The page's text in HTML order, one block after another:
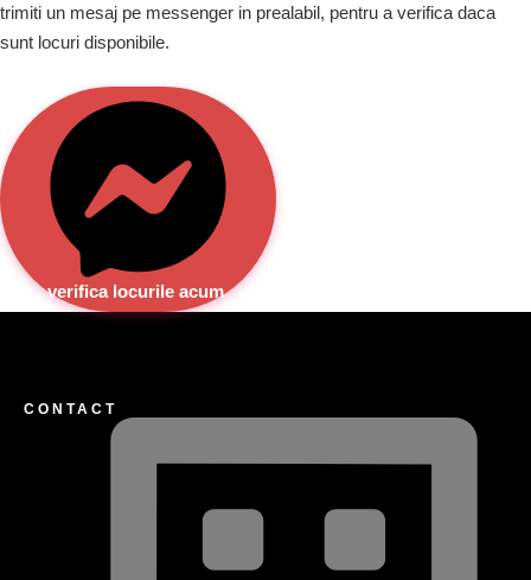
trimiti un mesaj pe messenger in prealabil, pentru a verifica daca
sunt locuri disponibile.
verifica locurile acum
CONTACT